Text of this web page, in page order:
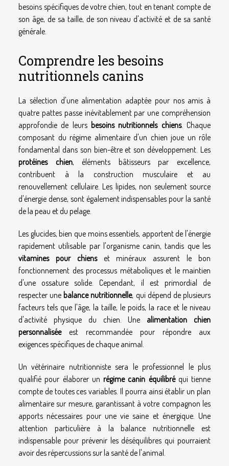
besoins spécifiques de votre chien, tout en tenant compte de
son âge, de sa taille, de son niveau d'activité et de sa santé
générale.
Comprendre les besoins
nutritionnels canins
La sélection d'une alimentation adaptée pour nos amis à
quatre pattes passe inévitablement par une compréhension
approfondie de leurs besoins nutritionnels chiens. Chaque
composant du régime alimentaire d'un chien joue un rôle
fondamental dans son bien-être et son développement. Les
protéines chien, éléments bâtisseurs par excellence,
contribuent à la construction musculaire et au
renouvellement cellulaire. Les lipides, non seulement source
d'énergie dense, sont également indispensables pour la santé
de la peau et du pelage.
Les glucides, bien que moins essentiels, apportent de l'énergie
rapidement utilisable par l'organisme canin, tandis que les
vitamines pour chienset minéraux assurent le bon
fonctionnement des processus métaboliques et le maintien
d'une ossature solide. Cependant, il est primordial de
respecter une balance nutritionnelle, qui dépend de plusieurs
facteurs tels que l'âge, la taille, le poids, la race et le niveau
d'activité physique du chien. Une alimentation chien
personnaliséeest recommandée pour répondre aux
exigences spécifiques de chaque animal.
Un vétérinaire nutritionniste sera le professionnel le plus
qualifié pour élaborer un régime canin équilibréqui tienne
compte de toutes ces variables. Il pourra ainsi établir un plan
alimentaire sur mesure, garantissant à votre compagnon les
apports nécessaires pour une vie saine et énergique. Une
attention particulière à la balance nutritionnelle est
indispensable pour prévenir les déséquilibres qui pourraient
avoir des répercussions sur la santé de l'animal.